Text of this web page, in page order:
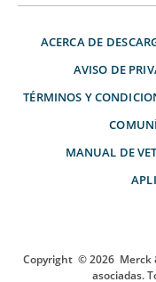
ACERCA DE
AVISO DE
TÉRMINOS Y
MANUAL DE
Copyright © 2026 Merck
asociadas.